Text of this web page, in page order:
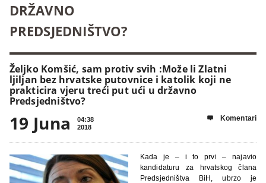
DRŽAVNO
PREDSJEDNIŠTVO?
Željko Komšić, sam protiv svih :Može li Zlatni
ljiljan bez hrvatske putovnice i katolik koji ne
prakticira vjeru treći put ući u državno
Predsjedništvo?
19 Juna
04:38
2018
 Komentari
Kada je – i to prvi – najavio
kandidaturu za hrvatskog člana
Predsjedništva BiH, ubrzo je